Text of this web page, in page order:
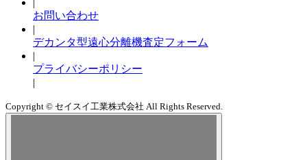
|
お問い合わせ
|
デカンタ型遠心分離機査定フォーム
|
プライバシーポリシー
|
Copyright © セイスイ工業株式会社 All Rights Reserved.